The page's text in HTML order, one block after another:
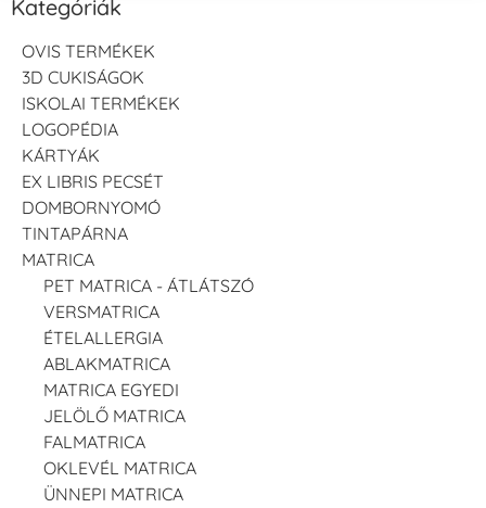
Kategóriák
OVIS TERMÉKEK
3D CUKISÁGOK
ISKOLAI TERMÉKEK
LOGOPÉDIA
KÁRTYÁK
EX LIBRIS PECSÉT
DOMBORNYOMÓ
TINTAPÁRNA
MATRICA
PET MATRICA - ÁTLÁTSZÓ
VERSMATRICA
ÉTELALLERGIA
ABLAKMATRICA
MATRICA EGYEDI
JELÖLŐ MATRICA
FALMATRICA
OKLEVÉL MATRICA
ÜNNEPI MATRICA